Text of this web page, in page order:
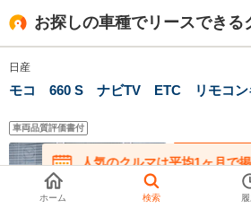
サイズ
1.48m
全長
ホイールベース
-m
お探しの車種でリースできる
日産
モコ 660 S ナビTV ETC リモコン
車両品質評価書付
月額（ 60 ヵ月リ
人気のクルマは平均1ヶ月で
在庫が無くなる前にお問い合わせ
ホーム 検索